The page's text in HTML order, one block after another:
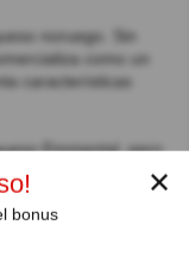
noruego. Sin
como un
características
Emmental, pero
que éste.
✕
bonus